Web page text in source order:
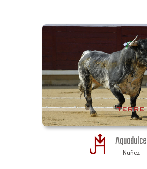
Aguadulce
Nuñez